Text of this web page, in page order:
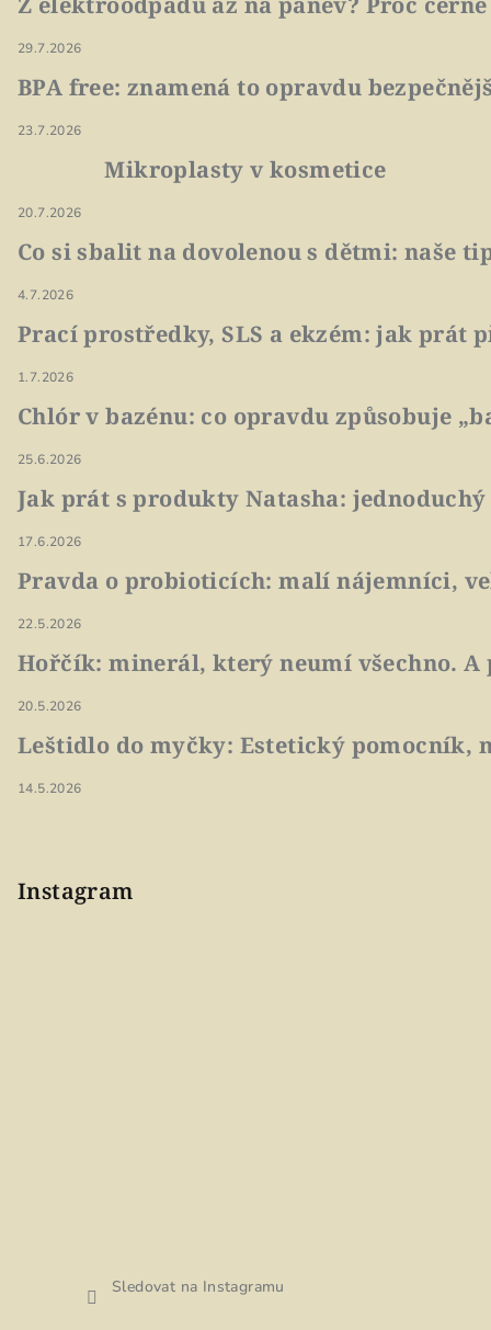
29.7.2026
BPA free: znamená to opravdu
23.7.2026
Mikroplasty v kosmetice
20.7.2026
Co si sbalit na dovolenou s dětmi: naše
4.7.2026
Prací prostředky, SLS a ekzém: jak prát
1.7.2026
Chlór v bazénu: co opravdu způsobuje
25.6.2026
Jak prát s produkty Natasha:
17.6.2026
Pravda o probioticích: malí nájemníci,
22.5.2026
Hořčík: minerál, který neumí všechno.
20.5.2026
Leštidlo do myčky: Estetický pomocník,
14.5.2026
Instagram
Sledovat na Instagramu